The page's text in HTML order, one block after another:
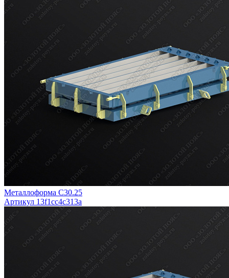
Металлоформа С30.25
Артикул 13f1cc4c313a